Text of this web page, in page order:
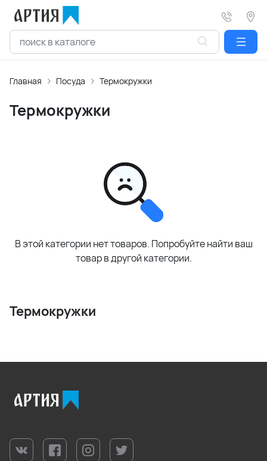
Главная Посуда Термокружки
Термокружки
В этой категории нет товаров. Попробуйте найти ваш
товар в другой категории.
Термокружки